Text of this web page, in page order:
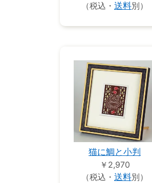
（税込・ 送料別）
猫に鯛と小判
￥2,970
（税込・ 送料別）